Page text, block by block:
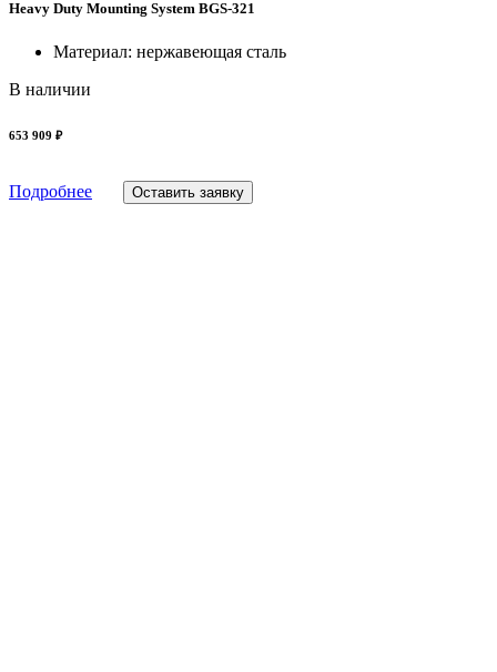
Heavy Duty Mounting System BGS-321
Материал: нержавеющая сталь
В наличии
653 909 ₽
Подробнее Оставить заявку